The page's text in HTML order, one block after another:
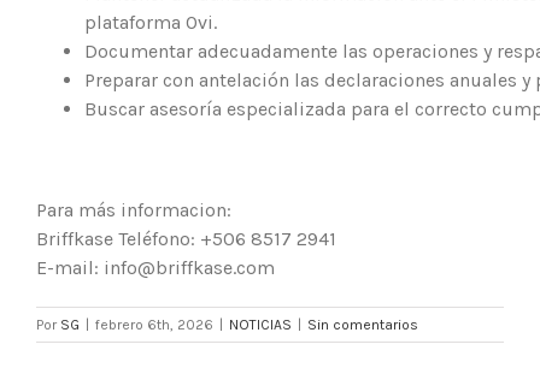
plataforma Ovi.
Documentar adecuadamente las operaciones y
Preparar con antelación las declaraciones anuales y
Buscar asesoría especializada para el correcto
Para más informacion:
Briffkase Teléfono: +506 8517 2941
E-mail: info@briffkase.com
Por SG febrero 6th, 2026 NOTICIAS Sin comentarios